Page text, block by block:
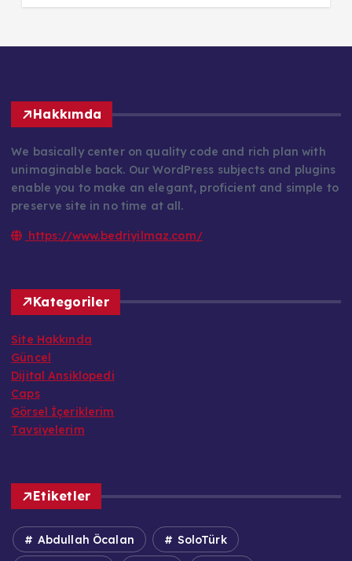
Hakkımda
We basically center on quality code and rich plan with
unimaginable back. Our WordPress subjects and plugins
enable you to make an elegant, proficient and simple to
preserve site in no time at all.
https://www.bedriyilmaz.com/
Kategoriler
Site Hakkında
Güncel
Dijital Ansiklopedi
Caps
Görsel İçeriklerim
Tavsiyelerim
Etiketler
Abdullah Öcalan SoloTürk